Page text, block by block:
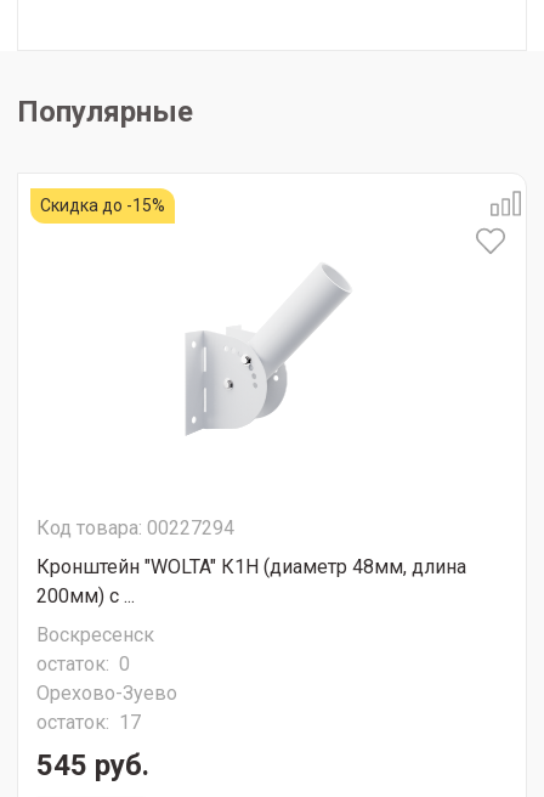
Популярные
Скидка до -15%
Код товара: 00227294
Кронштейн "WOLTA" К1Н (диаметр 48мм, длина
200мм) с ...
Воскресенск
остаток: 0
Орехово-Зуево
остаток: 17
545 руб.